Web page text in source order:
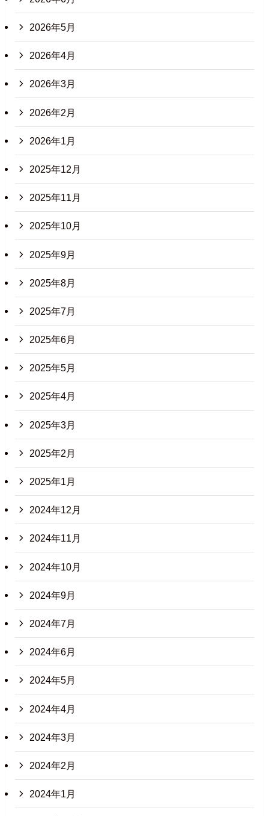
2026年5月
2026年4月
2026年3月
2026年2月
2026年1月
2025年12月
2025年11月
2025年10月
2025年9月
2025年8月
2025年7月
2025年6月
2025年5月
2025年4月
2025年3月
2025年2月
2025年1月
2024年12月
2024年11月
2024年10月
2024年9月
2024年7月
2024年6月
2024年5月
2024年4月
2024年3月
2024年2月
2024年1月